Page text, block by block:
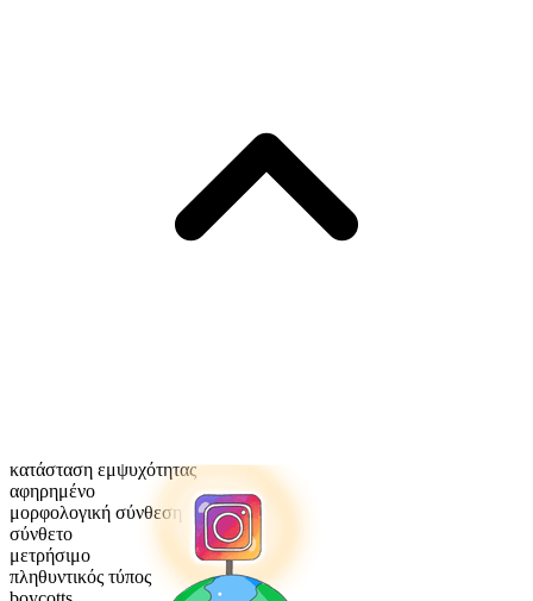
κατάσταση εμψυχότητας
αφηρημένο
μορφολογική σύνθεση
σύνθετο
μετρήσιμο
πληθυντικός τύπος